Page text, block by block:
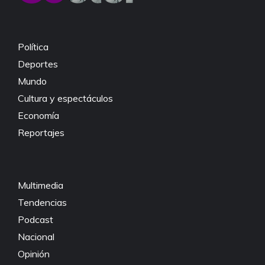
Política
Deportes
Mundo
Cultura y espectáculos
Economía
Reportajes
Multimedia
Tendencias
Podcast
Nacional
Opinión